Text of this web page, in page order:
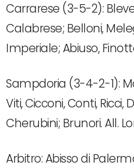
Carrarese (3-5-2):
Calabrese; Belloni,
Imperiale; Abiuso,
Sampdoria (3-4-2-1):
Viti, Cicconi, Conti, Ricci,
Cherubini; Brunori. All.
Arbitro: Abisso di